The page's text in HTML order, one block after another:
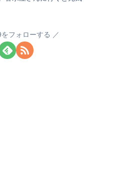
フォローする